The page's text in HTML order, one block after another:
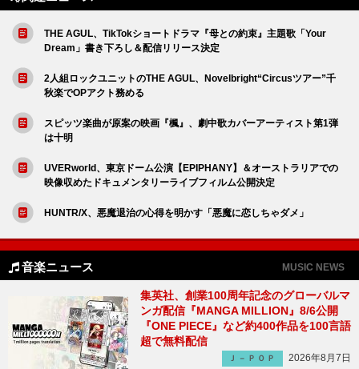
THE AGUL、TikTokショートドラマ『母との約束』主題歌「Your
Dream」書き下ろし＆配信リリース決定
2人組ロックユニットのTHE AGUL、Novelbright“Circusツアー”千
秋楽でOPアクト務める
スピッツ楽曲が原案の映画『楓』、劇中歌カバーアーティスト第1弾
は十明
UVERworld、東京ドーム公演【EPIPHANY】＆オーストラリアでの
映像収めたドキュメンタリーライブフィルム公開決定
HUNTR/X、悪魔退治の心得を明かす「悪魔に恋しちゃダメ」
音楽ニュース MUSIC NEWS
集英社、創業100周年記念のグローバルマ
ンガ配信『MANGA MILLION』8/6公開
『ONE PIECE』など約400作品を100言語
超で無料配信
Ｊ－ＰＯＰ
2026年8月7日